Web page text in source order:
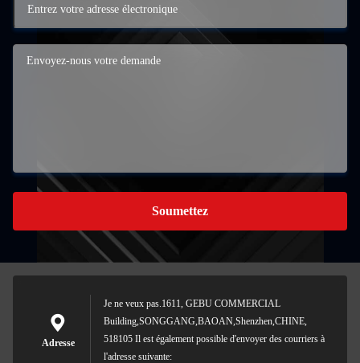
Soumettez
Adresse
Je ne veux pas.1611, GEBU COMMERCIAL
Building,SONGGANG,BAOAN,Shenzhen,CHINE,
518105 Il est également possible d'envoyer des courriers à
l'adresse suivante: